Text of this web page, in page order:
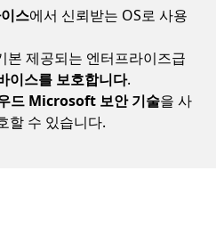
스에서 신뢰받는 OS로 사용
제공되는 엔터프라이즈급
이스를 보호합니다.
드 Microsoft 보안 기술을 사
할 수 있습니다.